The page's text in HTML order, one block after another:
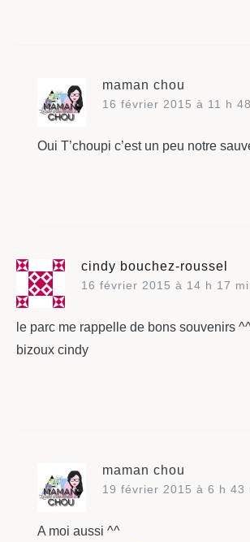
maman chou
16 février 2015 à 11 h
Oui T’choupi c’est un peu notre
cindy bouchez-roussel
16 février 2015 à 14 h 17
le parc me rappelle de bons souvenirs
bizoux cindy
maman chou
19 février 2015 à 6 h 43
A moi aussi ^^